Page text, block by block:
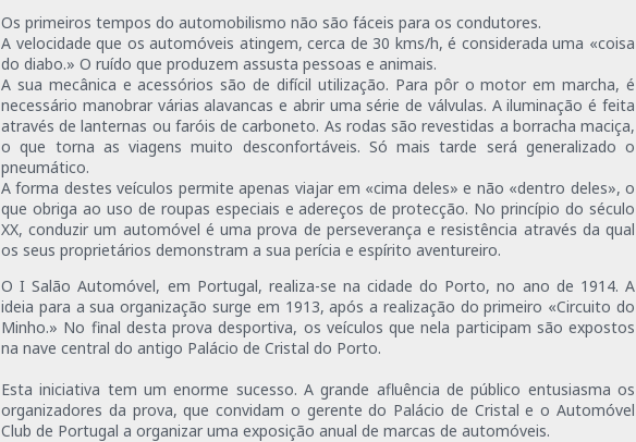
Os primeiros tempos do automobilismo não são fáceis para os condutores.
A velocidade que os automóveis atingem, cerca de 30 kms/h, é considerada uma «coisa
do diabo.» O ruído que produzem assusta pessoas e animais.
A sua mecânica e acessórios são de difícil utilização. Para pôr o motor em marcha, é
necessário manobrar várias alavancas e abrir uma série de válvulas. A iluminação é feita
através de lanternas ou faróis de carboneto. As rodas são revestidas a borracha maciça,
o que torna as viagens muito desconfortáveis. Só mais tarde será generalizado o
pneumático.
A forma destes veículos permite apenas viajar em «cima deles» e não «dentro deles», o
que obriga ao uso de roupas especiais e adereços de protecção. No princípio do século
XX, conduzir um automóvel é uma prova de perseverança e resistência através da qual
os seus proprietários demonstram a sua perícia e espírito aventureiro.
O I Salão Automóvel, em Portugal, realiza-se na cidade do Porto, no ano de 1914. A
ideia para a sua organização surge em 1913, após a realização do primeiro «Circuito do
Minho.» No final desta prova desportiva, os veículos que nela participam são expostos
na nave central do antigo Palácio de Cristal do Porto.
Esta iniciativa tem um enorme sucesso. A grande afluência de público entusiasma os
organizadores da prova, que convidam o gerente do Palácio de Cristal e o Automóvel
Club de Portugal a organizar uma exposição anual de marcas de automóveis.